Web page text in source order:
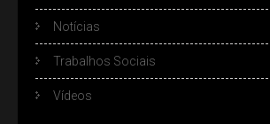
Notícias
Trabalhos Sociais
Vídeos